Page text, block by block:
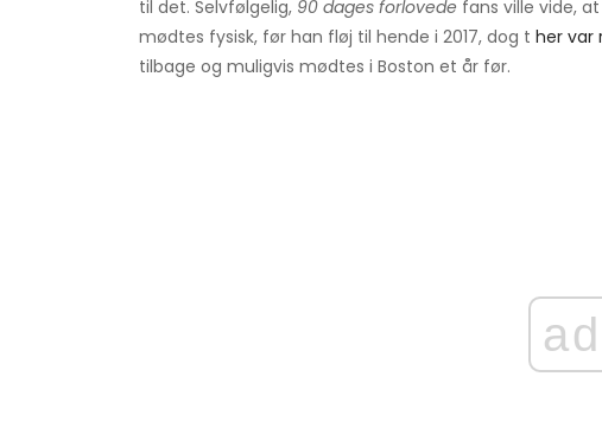
til det. Selvfølgelig, 90 dages forlovede fans ville vide,
mødtes fysisk, før han fløj til hende i 2017, dog t her var
tilbage og muligvis mødtes i Boston et år før.
ad